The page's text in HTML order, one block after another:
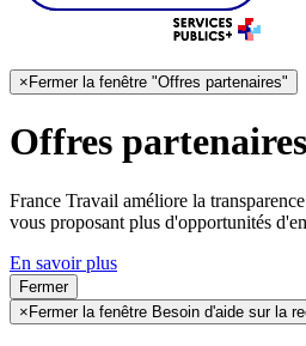
× Fermer la fenêtre "Offres partenaires"
Offres partenaires
France Travail améliore la
vous proposant plus d'opportunités
En savoir plus
Fermer
× Fermer la fenêtre Besoin d'aide sur la